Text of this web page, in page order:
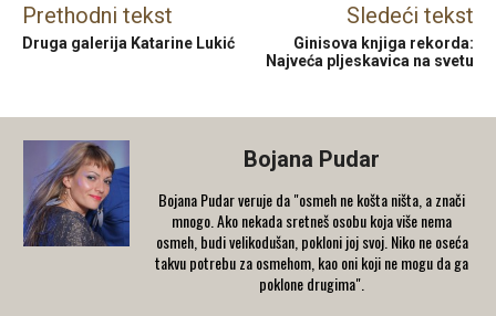
Prethodni tekst
Druga galerija Katarine Lukić
Sledeći tekst
Ginisova knjiga rekorda:
Najveća pljeskavica na svetu
Bojana Pudar
Bojana Pudar veruje da "osmeh ne košta ništa, a znači
mnogo. Ako nekada sretneš osobu koja više nema
osmeh, budi velikodušan, pokloni joj svoj. Niko ne oseća
takvu potrebu za osmehom, kao oni koji ne mogu da ga
poklone drugima".